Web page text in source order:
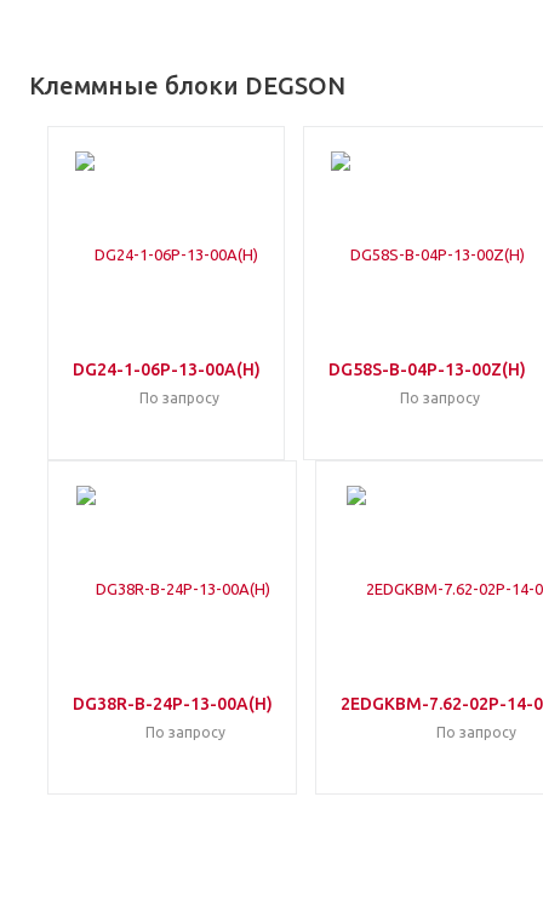
Клеммные блоки DEGSON
DG24-1-06P-13-00A(H)
По запросу
DG58S-B-04P-13-00Z(H)
По запросу
DG38R-B-24P-13-00A(H)
По запросу
2EDGKBM-7.62-02P-14-
По запросу